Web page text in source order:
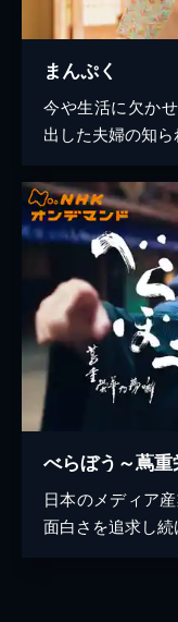
まんぷく
今や生活に欠か
出した夫婦の知
べらぼう～蔦重
日本のメディア
面白さを追求し続